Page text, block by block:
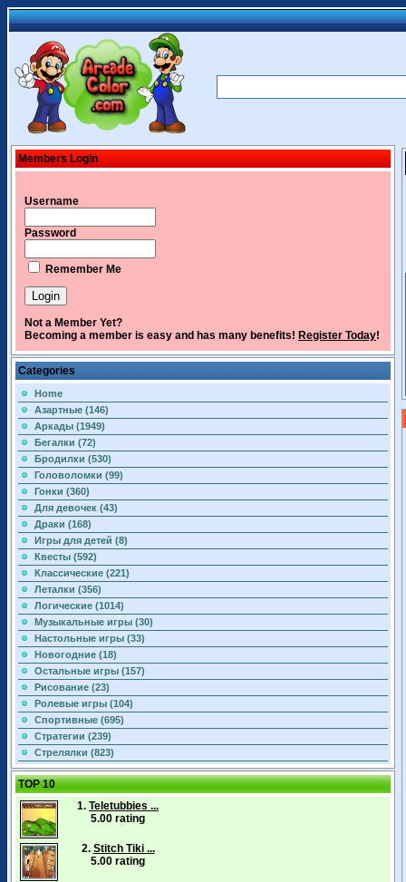
Members Login
Username
Password
Remember Me
Not a Member Yet?
Becoming a member is easy and has many benefits! Register Today!
Categories
Home
Азартные (146)
Аркады (1949)
Бегалки (72)
Бродилки (530)
Головоломки (99)
Гонки (360)
Для девочек (43)
Драки (168)
Игры для детей (8)
Квесты (592)
Классические (221)
Леталки (356)
Логические (1014)
Музыкальные игры (30)
Настольные игры (33)
Новогодние (18)
Остальные игры (157)
Рисование (23)
Ролевые игры (104)
Спортивные (695)
Стратегии (239)
Стрелялки (823)
TOP 10
1. Teletubbies ...
5.00 rating
2. Stitch Tiki ...
5.00 rating